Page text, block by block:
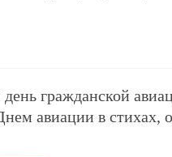
гражданской
авиации в стихах,